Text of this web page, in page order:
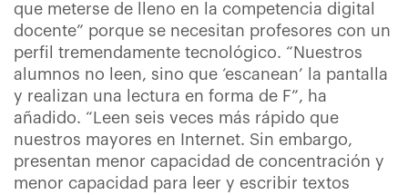
que meterse de lleno en la competencia digital
docente” porque se necesitan profesores con un
perfil tremendamente tecnológico. “Nuestros
alumnos no leen, sino que ‘escanean’ la pantalla
y realizan una lectura en forma de F”, ha
añadido. “Leen seis veces más rápido que
nuestros mayores en Internet. Sin embargo,
presentan menor capacidad de concentración y
menor capacidad para leer y escribir textos